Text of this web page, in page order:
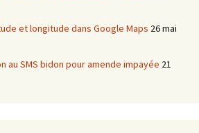
et longitude dans Google Maps 26 mai
au SMS bidon pour amende impayée 21